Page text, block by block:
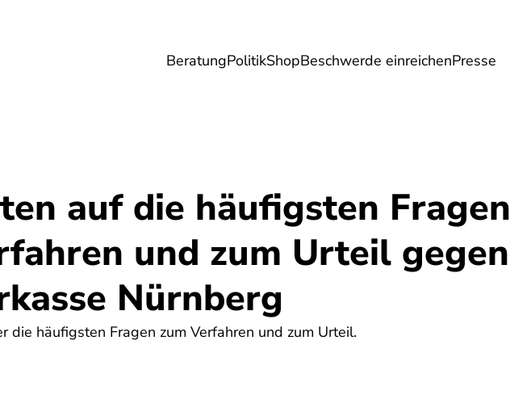
BeratungPolitikShopBeschwerde einreichenPresse
Gesundheit Energie Reise Verträge
auf die häufigsten Fragen
und zum Urteil gegen
Nürnberg
die häufigsten Fragen zum Verfahren und zum Urteil.